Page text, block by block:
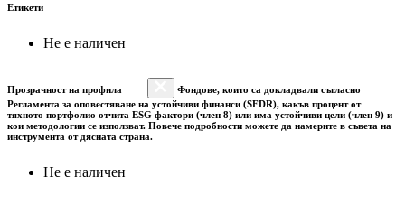
Етикети
Не е наличен
Прозрачност на профила
Фондове, които са докладвали съгласно
Регламента за оповестяване на устойчиви финанси (SFDR), какъв процент от
тяхното портфолио отчита ESG фактори (член 8) или има устойчиви цели (член 9) и
кои методологии се използват. Повече подробности можете да намерите в съвета на
инструмента от дясната страна.
Не е наличен